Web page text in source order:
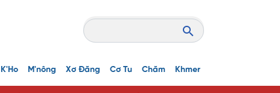
K'Ho M'nông Xơ Đăng Cơ Tu Chăm Khmer